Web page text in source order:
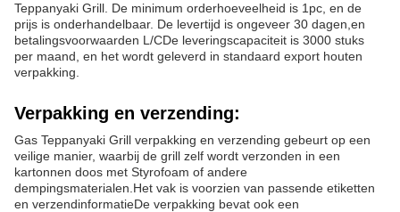
Teppanyaki Grill. De minimum orderhoeveelheid is 1pc, en de
prijs is onderhandelbaar. De levertijd is ongeveer 30 dagen,en
betalingsvoorwaarden L/CDe leveringscapaciteit is 3000 stuks
per maand, en het wordt geleverd in standaard export houten
verpakking.
Verpakking en verzending:
Gas Teppanyaki Grill verpakking en verzending gebeurt op een
veilige manier, waarbij de grill zelf wordt verzonden in een
kartonnen doos met Styrofoam of andere
dempingsmaterialen.Het vak is voorzien van passende etiketten
en verzendinformatieDe verpakking bevat ook een